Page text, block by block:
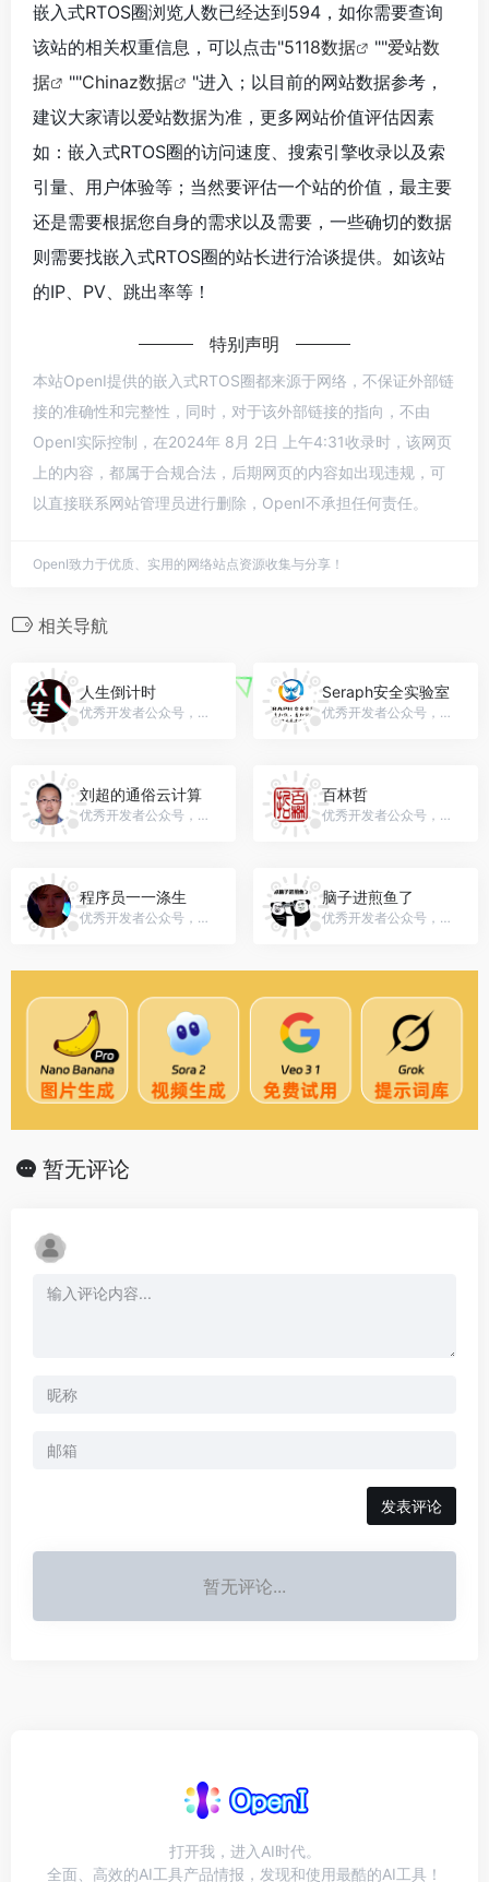
嵌入式RTOS圈浏览人数已经达到594，如你需要查询
该站的相关权重信息，可以点击"5118数据 ""爱站数
据
""Chinaz数据
"进入；以目前的网站数据参考，
建议大家请以爱站数据为准，更多网站价值评估因素
如：嵌入式RTOS圈的访问速度、搜索引擎收录以及索
引量、用户体验等；当然要评估一个站的价值，最主要
还是需要根据您自身的需求以及需要，一些确切的数据
则需要找嵌入式RTOS圈的站长进行洽谈提供。如该站
的IP、PV、跳出率等！
特别声明
本站OpenI提供的嵌入式RTOS圈都来源于网络，不保证外部链
接的准确性和完整性，同时，对于该外部链接的指向，不由
OpenI实际控制，在2024年 8月 2日 上午4:31收录时，该网页
上的内容，都属于合规合法，后期网页的内容如出现违规，可
以直接联系网站管理员进行删除，OpenI不承担任何责任。
OpenI致力于优质、实用的网络站点资源收集与分享！
相关导航
人生倒计时
优秀开发者公众号，微信号：lgrj1993
Seraph安全实验室
优秀开发者公众号，微信号：gh_d29ebfeee0cb
刘超的通俗云计算
优秀开发者公众号，微信号：popsuper1982
百林哲
优秀开发者公众号，微信号：gh_60574a94cc73
程序员一一涤生
优秀开发者公众号，微信号：gh_e80b2bc6e3b5
脑子进煎鱼了
优秀开发者公众号，微信号：eddycjy
暂无评论
发表评论
暂无评论...
打开我，进入AI时代。
全面、高效的AI工具产品情报，发现和使用最酷的AI工具！